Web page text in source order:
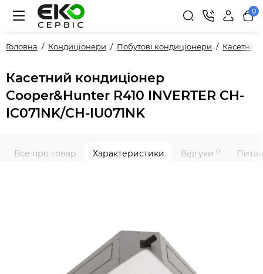
0
Головна Кондиціонери Побутові кондиціонери Касетні
Касетний кондиціонер
Cooper&Hunter R410 INVERTER CH-
IC071NK/CH-IU071NK
Все про товар Характеристики Відгуки 0